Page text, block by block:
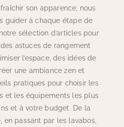
son apparence, nous
guider à chaque étape de
sélection d’articles pour
astuces de rangement
l’espace, des idées de
une ambiance zen et
pratiques pour choisir les
et les équipements les plus
et à votre budget. De la
en passant par les lavabos,